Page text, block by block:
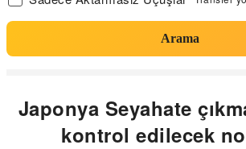
Arama
Japonya Seyahate
kontrol edilecek